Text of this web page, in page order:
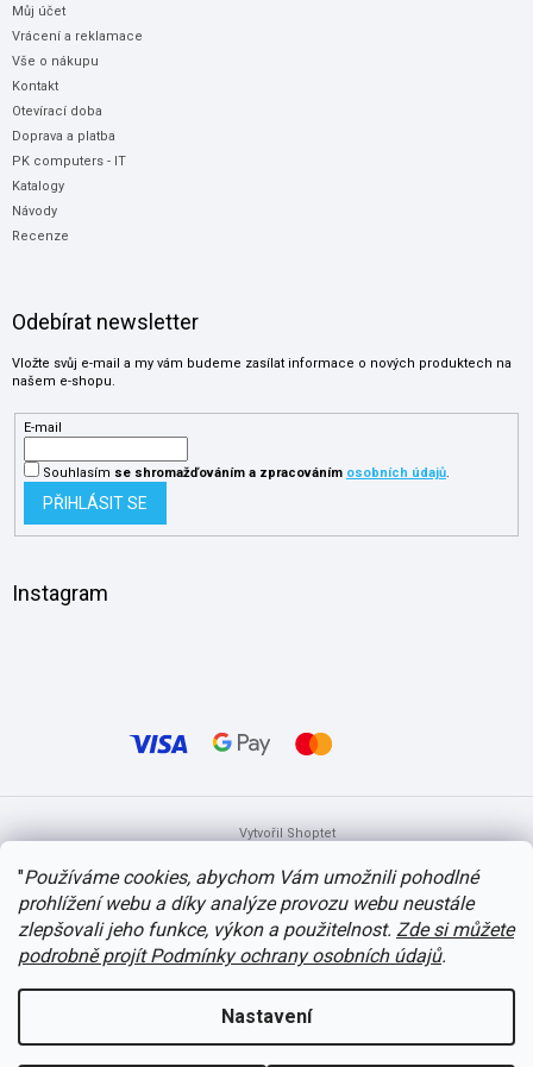
"Používáme cookies, abychom Vám umožnili pohodlné
prohlížení webu a díky analýze provozu webu neustále
zlepšovali jeho funkce, výkon a použitelnost. Zde si můžete
podrobně projít Podmínky ochrany osobních údajů.
Nastavení
Můj účet
Vrácení a reklamace
Vše o nákupu
Kontakt
Otevírací doba
Doprava a platba
PK computers - IT
Katalogy
Návody
Recenze
Odebírat newsletter
Vložte svůj e-mail a my vám budeme zasílat informace o nových produktech na
našem e-shopu.
E-mail
Souhlasím se shromažďováníma zpracováním osobních údajů.
PŘIHLÁSIT SE
Instagram
Vytvořil Shoptet
Copyright 2026itvlaky.cz. Všechna práva vyhrazena.Upravit nastavení
cookies